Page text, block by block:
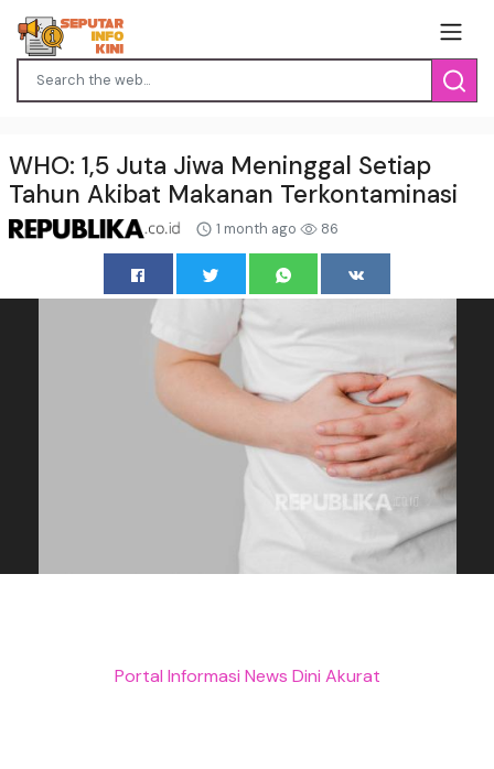
WHO: 1,5 Juta Jiwa Meninggal Setiap
Tahun Akibat Makanan Terkontaminasi
1 month ago 86
Portal Informasi News Dini Akurat